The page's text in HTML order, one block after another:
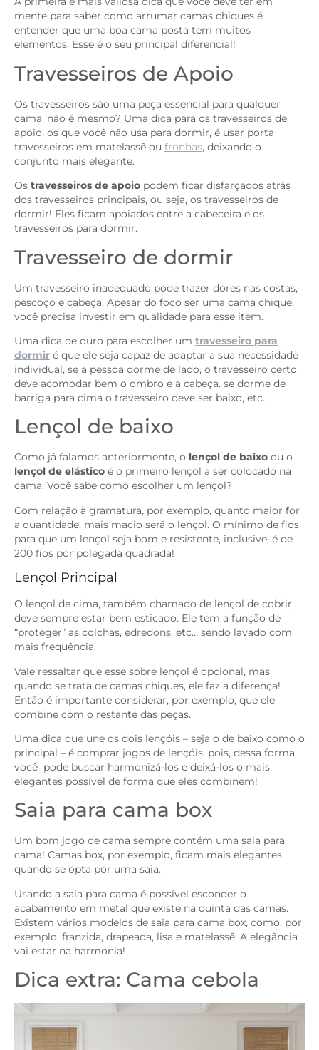
mente para saber como arrumar camas chiques é
entender que uma boa cama posta tem muitos
elementos. Esse é o seu principal diferencial!
Travesseiros de Apoio
Os travesseiros são uma peça essencial para qualquer
cama, não é mesmo? Uma dica para os travesseiros de
apoio, os que você não usa para dormir, é usar porta
travesseiros em matelassê ou fronhas, deixando o
conjunto mais elegante.
Os travesseiros de apoio podem ficar disfarçados atrás
dos travesseiros principais, ou seja, os travesseiros de
dormir! Eles ficam apoiados entre a cabeceira e os
travesseiros para dormir.
Travesseiro de dormir
Um travesseiro inadequado pode trazer dores nas costas,
pescoço e cabeça. Apesar do foco ser uma cama chique,
você precisa investir em qualidade para esse item.
Uma dica de ouro para escolher um travesseiro para
dormir é que ele seja capaz de adaptar a sua necessidade
individual, se a pessoa dorme de lado, o travesseiro certo
deve acomodar bem o ombro e a cabeça. se dorme de
barriga para cima o travesseiro deve ser baixo, etc…
Lençol de baixo
Como já falamos anteriormente, o lençol de baixo ou o
lençol de elástico é o primeiro lençol a ser colocado na
cama. Você sabe como escolher um lençol?
Com relação à gramatura, por exemplo, quanto maior for
a quantidade, mais macio será o lençol. O mínimo de fios
para que um lençol seja bom e resistente, inclusive, é de
200 fios por polegada quadrada!
Lençol Principal
O lençol de cima, também chamado de lençol de cobrir,
deve sempre estar bem esticado. Ele tem a função de
“proteger” as colchas, edredons, etc… sendo lavado com
mais frequência.
Vale ressaltar que esse sobre lençol é opcional, mas
quando se trata de camas chiques, ele faz a diferença!
Então é importante considerar, por exemplo, que ele
combine com o restante das peças.
Uma dica que une os dois lençóis – seja o de baixo como o
principal – é comprar jogos de lençóis, pois, dessa forma,
você pode buscar harmonizá-los e deixá-los o mais
elegantes possível de forma que eles combinem!
Saia para cama box
Um bom jogo de cama sempre contém uma saia para
cama! Camas box, por exemplo, ficam mais elegantes
quando se opta por uma saia.
Usando a saia para cama é possível esconder o
acabamento em metal que existe na quinta das camas.
Existem vários modelos de saia para cama box, como, por
exemplo, franzida, drapeada, lisa e matelassê. A elegância
vai estar na harmonia!
Dica extra: Cama cebola